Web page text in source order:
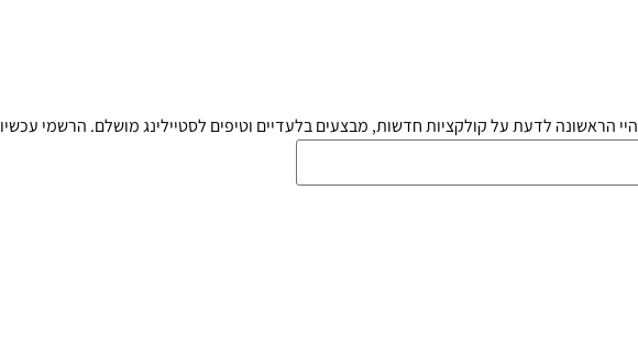
היי הראשונה לדעת על קולקציות חדשות, מבצעים בלעדיים וטיפים לסטיילינג מושלם. הרשמי עכשיו